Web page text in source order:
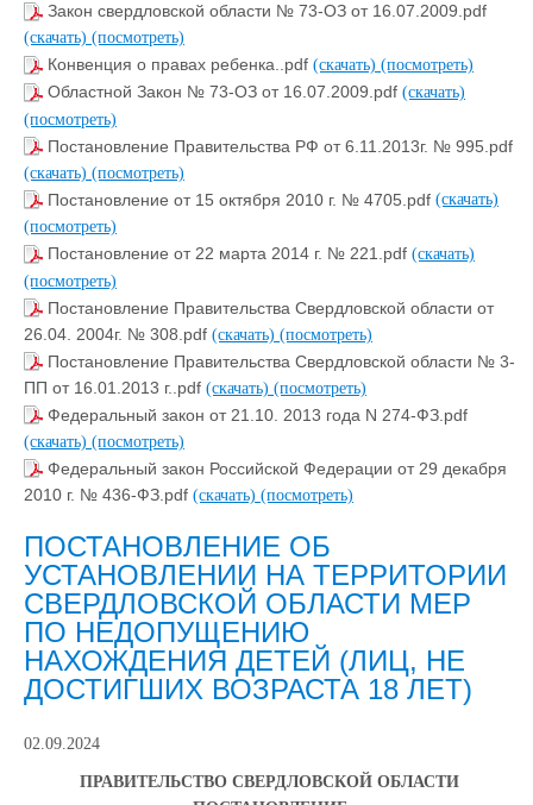
Закон свердловской области № 73-ОЗ от 16.07.2009.pdf
(скачать) (посмотреть)
Конвенция о правах ребенка..pdf (скачать) (посмотреть)
Областной Закон № 73-ОЗ от 16.07.2009.pdf (скачать)
(посмотреть)
Постановление Правительства РФ от 6.11.2013г. № 995.pdf
(скачать) (посмотреть)
Постановление от 15 октября 2010 г. № 4705.pdf (скачать)
(посмотреть)
Постановление от 22 марта 2014 г. № 221.pdf (скачать)
(посмотреть)
Постановление Правительства Свердловской области от
26.04. 2004г. № 308.pdf (скачать) (посмотреть)
Постановление Правительства Свердловской области № 3-
ПП от 16.01.2013 г..pdf (скачать) (посмотреть)
Федеральный закон от 21.10. 2013 года N 274-ФЗ.pdf
(скачать) (посмотреть)
Федеральный закон Российской Федерации от 29 декабря
2010 г. № 436-ФЗ.pdf (скачать) (посмотреть)
ПОСТАНОВЛЕНИЕ ОБ
УСТАНОВЛЕНИИ НА ТЕРРИТОРИИ
СВЕРДЛОВСКОЙ ОБЛАСТИ МЕР
ПО НЕДОПУЩЕНИЮ
НАХОЖДЕНИЯ ДЕТЕЙ (ЛИЦ, НЕ
ДОСТИГШИХ ВОЗРАСТА 18 ЛЕТ)
02.09.2024
ПРАВИТЕЛЬСТВО СВЕРДЛОВСКОЙ ОБЛАСТИ